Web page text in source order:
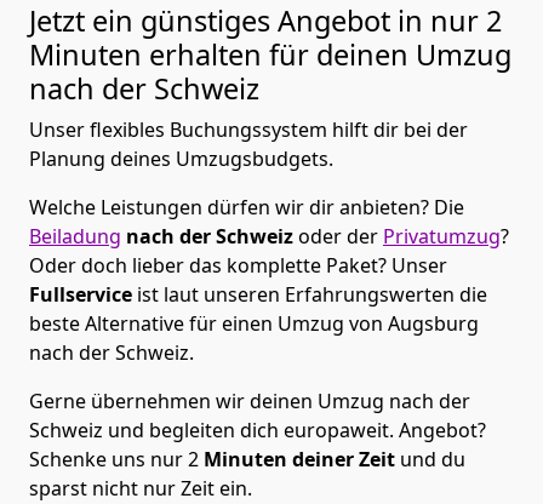
Jetzt ein günstiges Angebot in nur 2
Minuten erhalten für deinen Umzug
nach der Schweiz
Unser flexibles Buchungssystem hilft dir bei der
Planung deines Umzugsbudgets.
Welche Leistungen dürfen wir dir anbieten? Die
Beiladung nach der Schweizoder der Privatumzug?
Oder doch lieber das komplette Paket? Unser
Fullservice ist laut unseren Erfahrungswerten die
beste Alternative für einen Umzug von Augsburg
nach der Schweiz.
Gerne übernehmen wir deinen Umzug nach der
Schweiz und begleiten dich europaweit. Angebot?
Schenke uns nur2 Minuten deiner Zeit und du
sparst nicht nur Zeit ein.